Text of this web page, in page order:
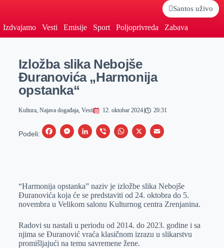
Santos uživo
Izdvajamo Vesti Emisije Sport Poljoprivreda Zabava
Izložba slika Nebojše
Đuranovića „Harmonija
opstanka“
Kultura, Najava događaja, Vesti 12. oktobar 2024. 20:31
Podeli:
F
b
o
k
M
e
n
e
r
L
e
d
n
V
r
W
s
A
p
X
E
l
“Harmonija opstanka” naziv je izložbe slika Nebojše
Đuranovića koja će se predstaviti od 24. oktobra do 5.
novembra u Velikom salonu Kulturnog centra Zrenjanina.
Radovi su nastali u periodu od 2014. do 2023. godine i sa
njima se Đuranović vraća klasičnom izrazu u slikarstvu
promišljajući na temu savremene žene.